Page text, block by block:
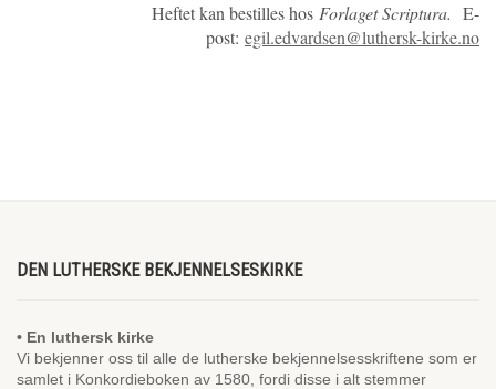
Heftet kan bestilles hos Forlaget Scriptura. E-
post: egil.edvardsen@luthersk-kirke.no
DEN LUTHERSKE BEKJENNELSESKIRKE
• En luthersk kirke
Vi bekjenner oss til alle de lutherske bekjennelsesskriftene som er
samlet i Konkordieboken av 1580, fordi disse i alt stemmer